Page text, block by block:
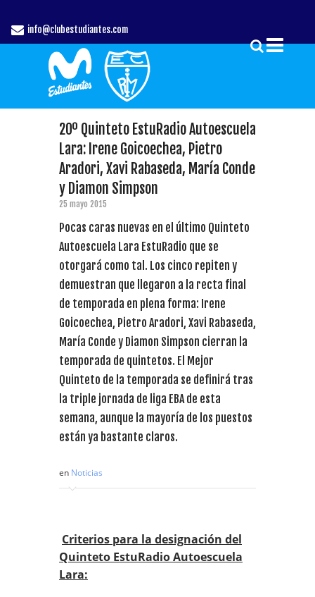
info@clubestudiantes.com
20º Quinteto EstuRadio Autoescuela
Lara: Irene Goicoechea, Pietro
Aradori, Xavi Rabaseda, María Conde
y Diamon Simpson
25 mayo 2015
Pocas caras nuevas en el último Quinteto
Autoescuela Lara EstuRadio que se
otorgará como tal. Los cinco repiten y
demuestran que llegaron a la recta final
de temporada en plena forma: Irene
Goicoechea, Pietro Aradori, Xavi Rabaseda,
María Conde y Diamon Simpson cierran la
temporada de quintetos. El Mejor
Quinteto de la temporada se definirá tras
la triple jornada de liga EBA de esta
semana, aunque la mayoría de los puestos
están ya bastante claros.
en Noticias
Criterios para la designación del
Quinteto EstuRadio Autoescuela
Lara: